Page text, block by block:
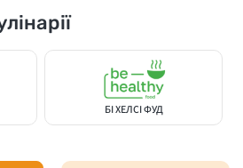
БІ ХЕЛСІ ФУД